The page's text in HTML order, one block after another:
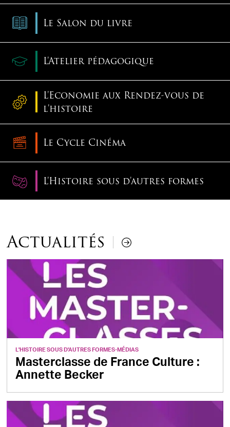
Le Salon du livre
L'Atelier pédagogique
L'Economie aux Rendez-vous de
l'histoire
Le Cycle Cinéma
L'Histoire sous d'autres formes
Actualités
L'HISTOIRE SOUS D'AUTRES FORMES-MÉDIAS
Masterclasse de France Culture :
Annette Becker